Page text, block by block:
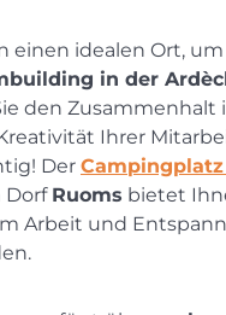
einen idealen Ort, um
in der
den Zusammenhalt
Ihrer
Der
Dorf Ruoms bietet
Arbeit und